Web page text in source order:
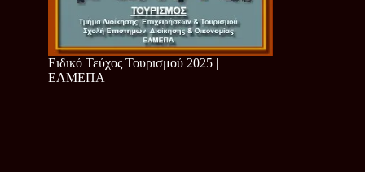
Ειδικό Τεύχος Τουρισμού 2025 |
ΕΛΜΕΠΑ